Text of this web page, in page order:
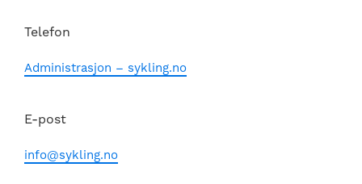
Telefon
Administrasjon – sykling.no
E-post
info@sykling.no